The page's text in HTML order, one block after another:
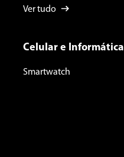
Ver tudo
Celular e Informática
Smartwatch